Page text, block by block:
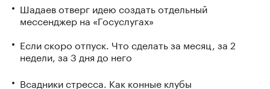
Шадаев отверг идею создать отдельный
мессенджер на «Госуслугах»
Если скоро отпуск. Что сделать за месяц, за 2
недели, за 3 дня до него
Всадники стресса. Как конные клубы